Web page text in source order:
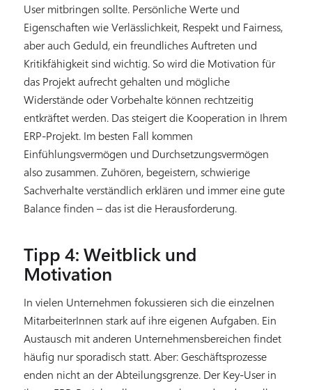
User mitbringen sollte. Persönliche Werte und
Eigenschaften wie Verlässlichkeit, Respekt und Fairness,
aber auch Geduld, ein freundliches Auftreten und
Kritikfähigkeit sind wichtig. So wird die Motivation für
das Projekt aufrecht gehalten und mögliche
Widerstände oder Vorbehalte können rechtzeitig
entkräftet werden. Das steigert die Kooperation in Ihrem
ERP-Projekt. Im besten Fall kommen
Einfühlungsvermögen und Durchsetzungsvermögen
also zusammen. Zuhören, begeistern, schwierige
Sachverhalte verständlich erklären und immer eine gute
Balance finden – das ist die Herausforderung.
Tipp 4: Weitblick und
Motivation
In vielen Unternehmen fokussieren sich die einzelnen
MitarbeiterInnen stark auf ihre eigenen Aufgaben. Ein
Austausch mit anderen Unternehmensbereichen findet
häufig nur sporadisch statt. Aber: Geschäftsprozesse
enden nicht an der Abteilungsgrenze. Der Key-User in